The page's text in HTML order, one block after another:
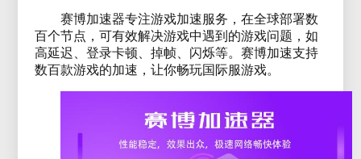
赛博加速器专注游戏加速服务，在全球部署数
百个节点，可有效解决游戏中遇到的游戏问题，如
高延迟、登录卡顿、掉帧、闪烁等。赛博加速支持
数百款游戏的加速，让你畅玩国际服游戏。